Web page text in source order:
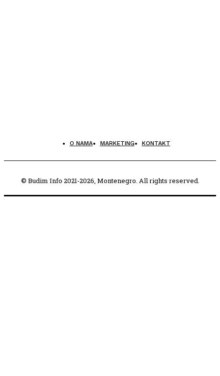
O NAMA MARKETING KONTAKT
© Budim Info 2021-2026, Montenegro. All rights reserved.